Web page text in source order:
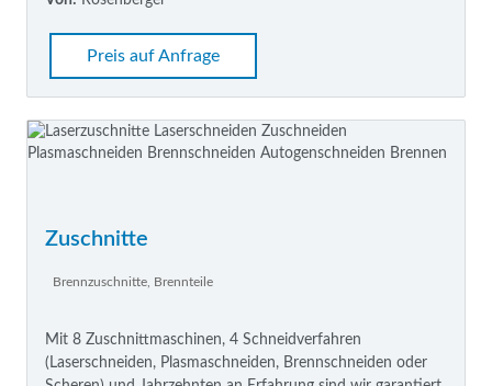
Preis auf Anfrage
Zuschnitte
Brennzuschnitte, Brennteile
Mit 8 Zuschnittmaschinen, 4 Schneidverfahren
(Laserschneiden, Plasmaschneiden, Brennschneiden oder